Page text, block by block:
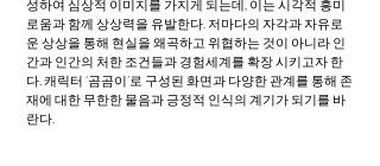
성하여 심상적 이미지를 가지게 되는데, 이는 시각적 흥미
로움과 함께 상상력을 유발한다. 저마다의 자각과 자유로
운 상상을 통해 현실을 왜곡하고 위협하는 것이 아니라 인
간과 인간의 처한 조건들과 경험세계를 확장 시키고자 한
다. 캐릭터 ‘곰곰이’로 구성된 화면과 다양한 관계를 통해 존
재에 대한 무한한 물음과 긍정적 인식의 계기가 되기를 바
란다.